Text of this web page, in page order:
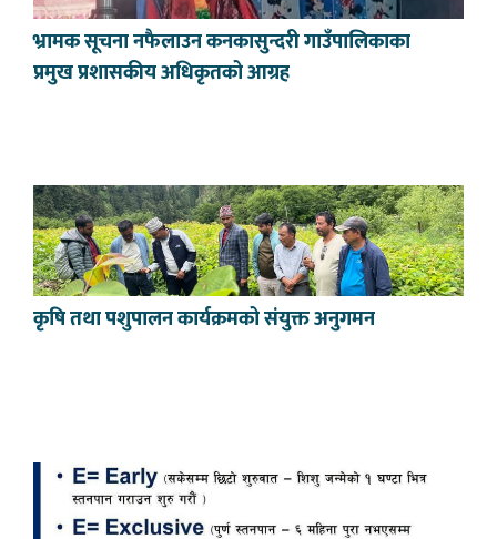
भ्रामक सूचना नफैलाउन कनकासुन्दरी गाउँपालिकाका
प्रमुख प्रशासकीय अधिकृतको आग्रह
कृषि तथा पशुपालन कार्यक्रमको संयुक्त अनुगमन